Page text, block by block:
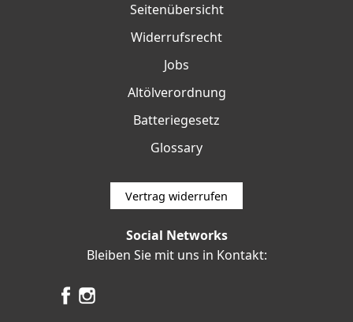
Seitenübersicht
Widerrufsrecht
Jobs
Altölverordnung
Batteriegesetz
Glossary
Vertrag widerrufen
Social Networks
Bleiben Sie mit uns in Kontakt: